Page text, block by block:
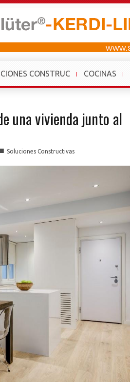
CONSTRUC COCINAS
una vivienda junto al
■ Soluciones Constructivas